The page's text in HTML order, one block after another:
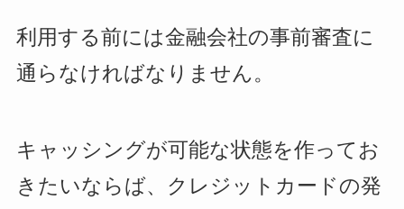
利用する前には金融会社の事前審査に
通らなければなりません。
キャッシングが可能な状態を作ってお
きたいならば、クレジットカードの発